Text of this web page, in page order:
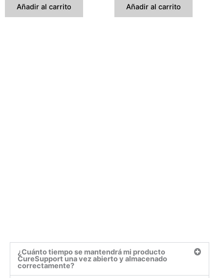
Añadir al carrito
Añadir al carrito
¿Cuánto tiempo se mantendrá mi producto
CureSupport una vez abierto y almacenado
correctamente?